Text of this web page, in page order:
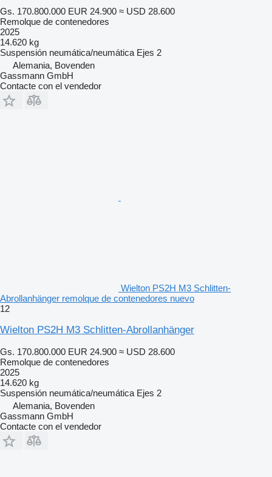
Gs. 170.800.000 EUR 24.900 ≈ USD 28.600
Remolque de contenedores
2025
14.620 kg
Suspensión neumática/neumática Ejes 2
Alemania, Bovenden
Gassmann GmbH
Contacte con el vendedor
Wielton PS2H M3 Schlitten-
Abrollanhänger remolque de contenedores nuevo
12
Wielton PS2H M3 Schlitten-Abrollanhänger
Gs. 170.800.000 EUR 24.900 ≈ USD 28.600
Remolque de contenedores
2025
14.620 kg
Suspensión neumática/neumática Ejes 2
Alemania, Bovenden
Gassmann GmbH
Contacte con el vendedor